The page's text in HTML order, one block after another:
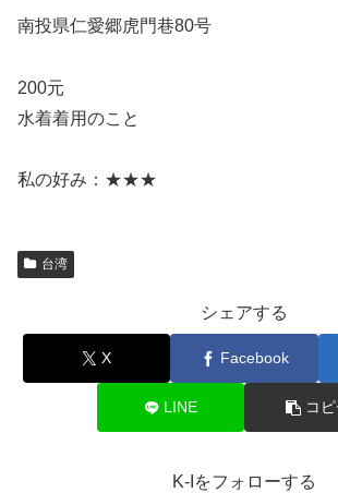
南投県仁愛郷虎門巷80号
200元
水着着用のこと
私の好み：★★★
台湾
シェアする
X Facebook
LINE コ
K-Iをフォローする